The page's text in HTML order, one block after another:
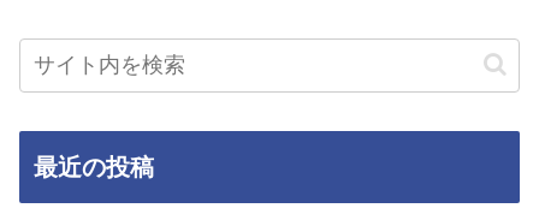
最近の投稿